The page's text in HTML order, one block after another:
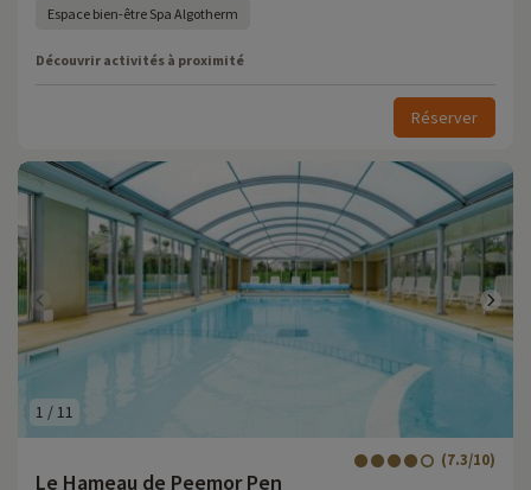
Espace bien-être Spa Algotherm
Découvrir activités à proximité
Réserver
1 / 11
Le Hameau de Peemor Pen
(7.3/10)